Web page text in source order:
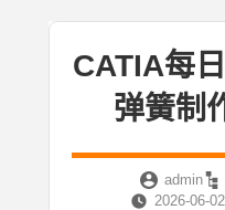
CATIA每
弹簧制
admin
2026-06-